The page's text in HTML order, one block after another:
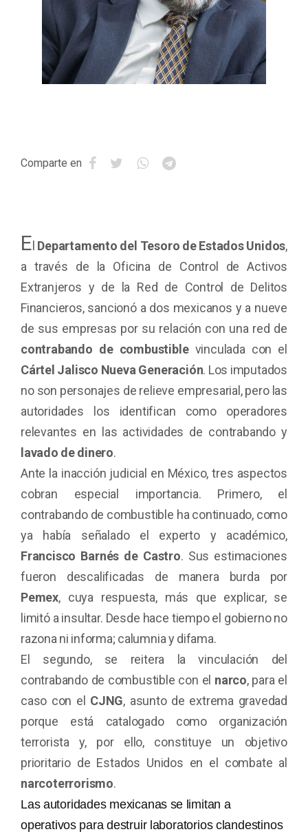
Comparte en
E Departamento del Tesoro de Estados Unidos,
a través de la Oficina de Control de Activos
Extranjeros y de la Red de Control de Delitos
Financieros, sancionó a dos mexicanos y a nueve
de sus empresas por su relación con una red de
contrabando de combustiblevinculada con el
Cártel Jalisco Nueva Generación. Los imputados
no son personajes de relieve empresarial, pero las
autoridades los identifican como operadores
relevantes en las actividades de contrabando y
lavado de dinero.
Ante la inacción judicial en México, tres aspectos
cobran especial importancia. Primero, el
contrabando de combustible ha continuado, como
ya había señalado el experto y académico,
Francisco Barnés de Castro. Sus estimaciones
fueron descalificadas de manera burda por
Pemex, cuya respuesta, más que explicar, se
limitó a insultar. Desde hace tiempo el gobierno no
razona ni informa; calumnia y difama.
El segundo, se reitera la vinculación del
contrabando de combustible con el narco, para el
caso con el CJNG, asunto de extrema gravedad
porque está catalogado como organización
terrorista y, por ello, constituye un objetivo
prioritario de Estados Unidos en el combate al
narcoterrorismo.
Las autoridades mexicanas se limitan a
operativos para destruir laboratorios clandestinos